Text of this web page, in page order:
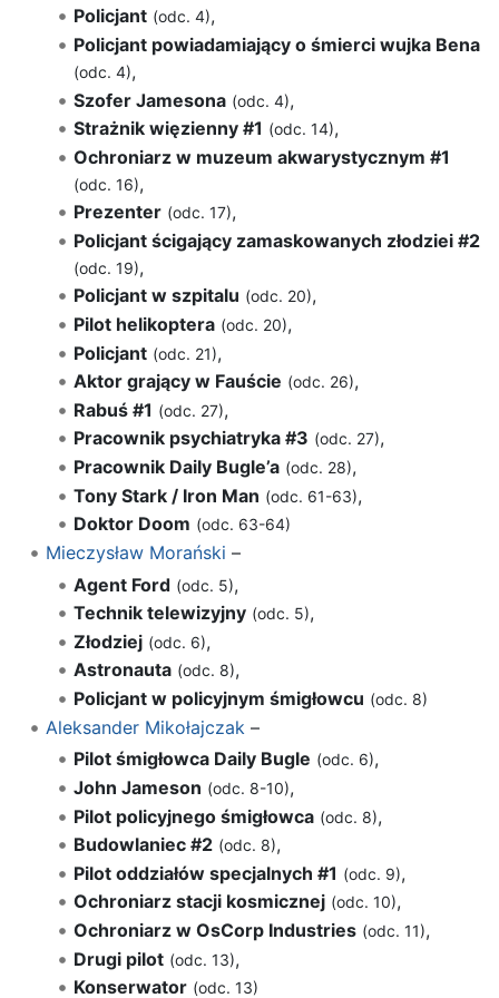
Policjant (odc. 4),
Policjant powiadamiający o śmierci wujka Bena
(odc. 4),
Szofer Jamesona (odc. 4),
Strażnik więzienny #1 (odc. 14),
Ochroniarz w muzeum akwarystycznym #1
(odc. 16),
Prezenter (odc. 17),
Policjant ścigający zamaskowanych złodziei #2
(odc. 19),
Policjant w szpitalu (odc. 20),
Pilot helikoptera (odc. 20),
Policjant (odc. 21),
Aktor grający w Fauście (odc. 26),
Rabuś #1 (odc. 27),
Pracownik psychiatryka #3 (odc. 27),
Pracownik Daily Bugle’a (odc. 28),
Tony Stark / Iron Man (odc. 61-63),
Doktor Doom (odc. 63-64)
Mieczysław Morański –
Agent Ford (odc. 5),
Technik telewizyjny (odc. 5),
Złodziej (odc. 6),
Astronauta (odc. 8),
Policjant w policyjnym śmigłowcu (odc. 8)
Aleksander Mikołajczak –
Pilot śmigłowca Daily Bugle (odc. 6),
John Jameson (odc. 8-10),
Pilot policyjnego śmigłowca (odc. 8),
Budowlaniec #2 (odc. 8),
Pilot oddziałów specjalnych #1 (odc. 9),
Ochroniarz stacji kosmicznej (odc. 10),
Ochroniarz w OsCorp Industries (odc. 11),
Drugi pilot (odc. 13),
Konserwator (odc. 13)